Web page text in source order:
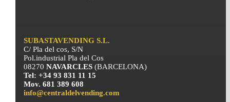
SUBASTAVENDING S.L.
C/ Pla del cos, S/N
Pol.industrial Pla del Cos
08270NAVARCLES(BARCELONA)
Tel: +34 93 831 11 15
Mov. 681 389 608
info@centraldelvending.com